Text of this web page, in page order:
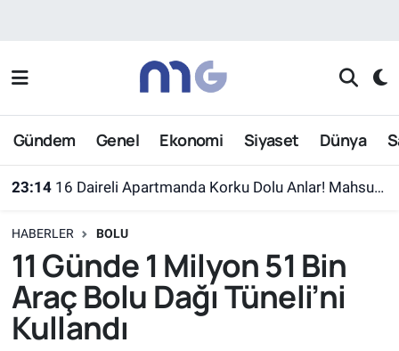
Gündem Genel Ekonomi Siyaset Dünya
23:14 16 Daireli Apartmanda Korku Dolu Anlar! Mahsur Kalanlar Kurtarıldı
HABERLER BOLU
11 Günde 1 Milyon 51 Bin
Araç Bolu Dağı Tüneli’ni
Kullandı
Nöbetçi Eczaneler
Hava Durumu
Süper Lig Puan Durumu ve Fikstür
Tüm Manşetler
Son Dakika Haberleri